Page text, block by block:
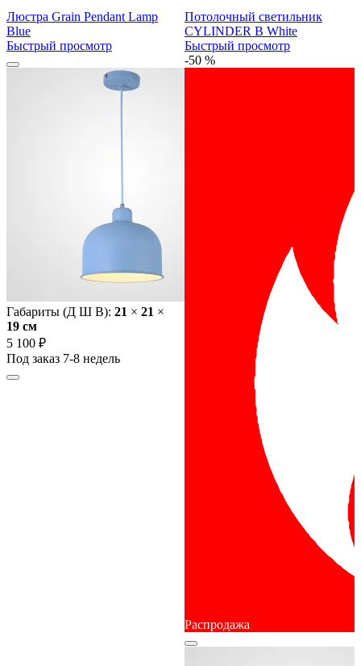
Люстра Grain Pendant Lamp
Blue
Быстрый просмотр
Габариты (Д Ш В): 21 × 21 ×
19 cм
5 100 ₽
Под заказ 7-8 недель
Потолочный светильник
CYLINDER B White
Быстрый просмотр
-50 %
Распродажа